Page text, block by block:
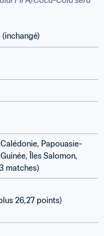
Papouasie-
Îles Salomon,
matches)
26,27 points)